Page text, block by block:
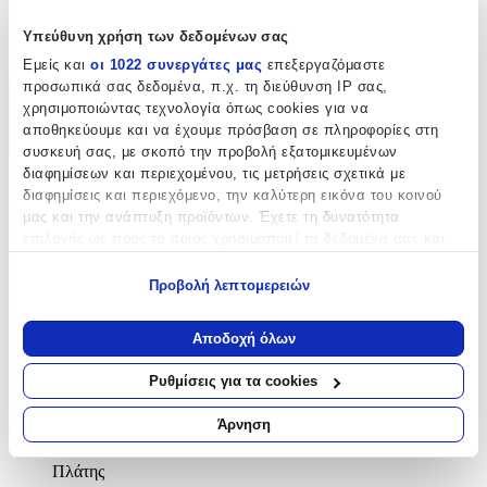
Υπεύθυνη χρήση των δεδομένων σας
Εμείς και οι 1022 συνεργάτες μας επεξεργαζόμαστε
προσωπικά σας δεδομένα, π.χ. τη διεύθυνση IP σας,
χρησιμοποιώντας τεχνολογία όπως cookies για να
αποθηκεύουμε και να έχουμε πρόσβαση σε πληροφορίες στη
συσκευή σας, με σκοπό την προβολή εξατομικευμένων
διαφημίσεων και περιεχομένου, τις μετρήσεις σχετικά με
διαφημίσεις και περιεχόμενο, την καλύτερη εικόνα του κοινού
μας και την ανάπτυξη προϊόντων. Έχετε τη δυνατότητα
Να συλλέξουμε πληροφορίες σχετικά με τη γεωγραφική
σας τοποθεσία, οι οποίες μπορεί να είναι ακριβείς σε
απόσταση μερικών μέτρων
Να αναγνωρίσουμε τη συσκευή σας σαρώνοντας ενεργά
για συγκεκριμένα χαρακτηριστικά (δακτυλικό αποτύπωμα)
Μάθετε περισσότερα σχετικά με τον τρόπο επεξεργασίας των
προσωπικών σας δεδομένων και καθορίστε τις προτιμήσεις σας
Προβολή λεπτομερειών
Αποδοχή όλων
Ρυθμίσεις για τα cookies
Άρνηση
Χαρακτηριστικά
+
Χαρακτηριστικά
Βασικά Χαρακτηριστικά
Χρώμα:
Μπλε
Τύπος
Πλάτης